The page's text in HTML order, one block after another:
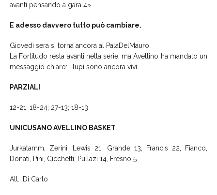
avanti pensando a gara 4».
E adesso davvero tutto può cambiare.
Giovedì sera si torna ancora al PalaDelMauro.
La Fortitudo resta avanti nella serie, ma Avellino ha mandato un
messaggio chiaro: i lupi sono ancora vivi.
PARZIALI
12-21; 18-24; 27-13; 18-13
UNICUSANO AVELLINO BASKET
Jurkatamm, Zerini, Lewis 21, Grande 13, Francis 22, Fianco,
Donati, Pini, Cicchetti, Pullazi 14, Fresno 5
All.: Di Carlo